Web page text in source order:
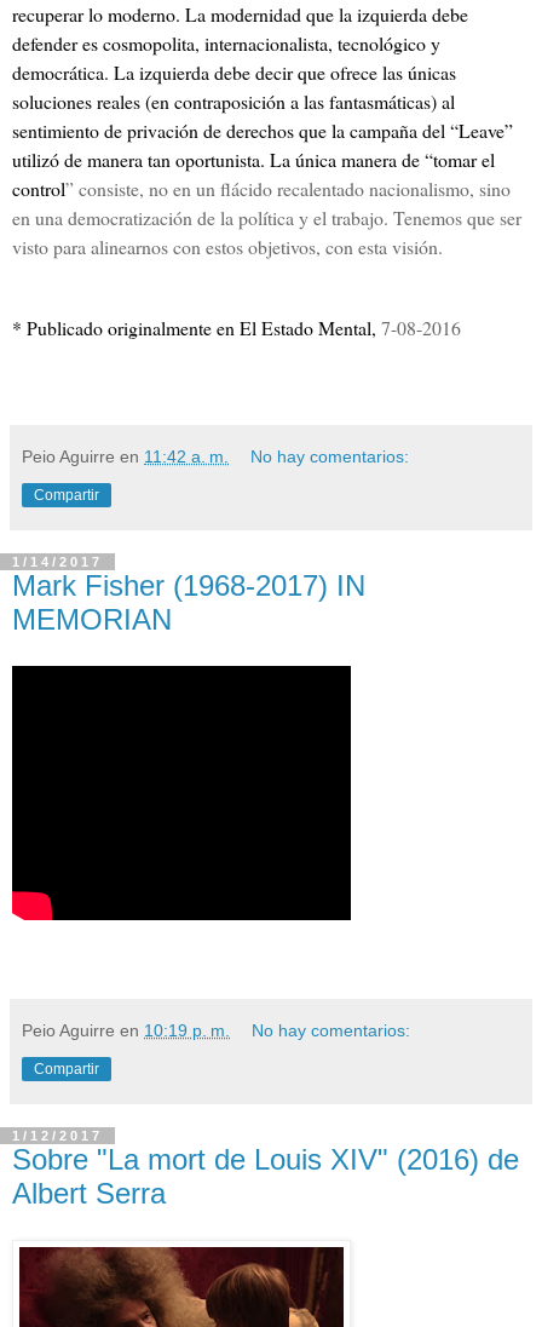
recuperar lo moderno. La modernidad que la izquierda debe
defender es cosmopolita, internacionalista, tecnológico y
democrática. La izquierda debe decir que ofrece las únicas
soluciones reales (en contraposición a las fantasmáticas) al
sentimiento de privación de derechos que la campaña del “Leave”
utilizó de manera tan oportunista. La única manera de “tomar el
control” consiste, no en un flácido recalentado nacionalismo, sino
en una democratización de la política y el trabajo. Tenemos que ser
visto para alinearnos con estos objetivos, con esta visión.
* Publicado originalmente en El Estado Mental, 7-08-2016
Peio Aguirre en 11:42 a. m. No hay comentarios:
Compartir
1/14/2017
Mark Fisher (1968-2017) IN
MEMORIAN
Peio Aguirre en 10:19 p. m. No hay comentarios:
Compartir
1/12/2017
Sobre "La mort de Louis XIV" (2016) de
Albert Serra